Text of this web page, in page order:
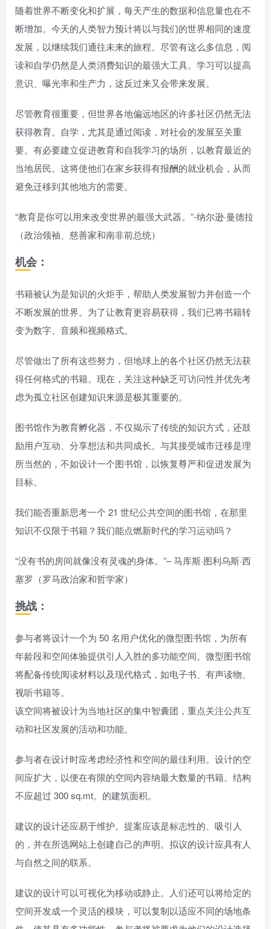
随着世界不断变化和扩展，每天产生的数据和信息量也在不
断增加。今天的人类智力预计将以与我们的世界相同的速度
发展，以继续我们通往未来的旅程。尽管有这么多信息，阅
读和自学仍然是人类消费知识的最强大工具。学习可以提高
意识、曝光率和生产力，这反过来又会带来发展。
尽管教育很重要，但世界各地偏远地区的许多社区仍然无法
获得教育。自学，尤其是通过阅读，对社会的发展至关重
要。有必要建立促进教育和自我学习的场所，以教育最近的
当地居民。这将使他们在家乡获得有报酬的就业机会，从而
避免迁移到其他地方的需要。
“教育是你可以用来改变世界的最强大武器。”-纳尔逊·曼德拉
（政治领袖、慈善家和南非前总统）
机会：
书籍被认为是知识的火炬手，帮助人类发展智力并创造一个
不断发展的世界。为了让教育更容易获得，我们已将书籍转
变为数字、音频和视频格式。
尽管做出了所有这些努力，但地球上的各个社区仍然无法获
得任何格式的书籍。现在，关注这种缺乏可访问性并优先考
虑为孤立社区创建知识来源是极其重要的。
图书馆作为教育孵化器，不仅揭示了传统的知识方式，还鼓
励用户互动、分享想法和共同成长。与其接受城市迁移是理
所当然的，不如设计一个图书馆，以恢复尊严和促进发展为
目标。
我们能否重新思考一个 21 世纪公共空间的图书馆，在那里
知识不仅限于书籍？我们能点燃新时代的学习运动吗？
“没有书的房间就像没有灵魂的身体。”– 马库斯·图利乌斯·西
塞罗（罗马政治家和哲学家）
挑战：
参与者将设计一个为 50 名用户优化的微型图书馆，为所有
年龄段和空间体验提供引人入胜的多功能空间。微型图书馆
将配备传统阅读材料以及现代格式，如电子书、有声读物、
视听书籍等。
该空间将被设计为当地社区的集中智囊团，重点关注公共互
动和社区发展的活动和功能。
参与者在设计时应考虑经济性和空间的最佳利用。设计的空
间应扩大，以便在有限的空间内容纳最大数量的书籍。结构
不应超过 300 sq.mt。的建筑面积。
建议的设计还应易于维护。提案应该是标志性的、吸引人
的，并在所选网站上创建自己的声明。拟议的设计应具有人
与自然之间的联系。
建议的设计可以可视化为移动或静止。人们还可以将给定的
空间开发成一个灵活的模块，可以复制以适应不同的场地条